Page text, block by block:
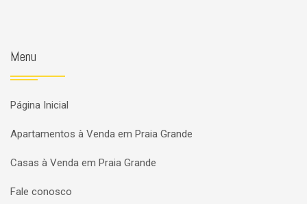
Menu
Página Inicial
Apartamentos à Venda em Praia Grande
Casas à Venda em Praia Grande
Fale conosco